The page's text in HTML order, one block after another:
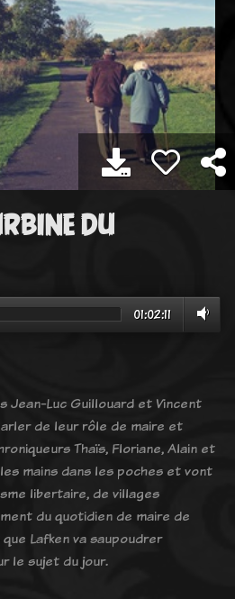
du
01:02:11
Jean-Luc Guillouard et Vincent
de leur rôle de maire et
Thaïs, Floriane, Alain et
mains dans les poches et vont
libertaire, de villages
du quotidien de maire de
Lafken va saupoudrer
le sujet du jour.